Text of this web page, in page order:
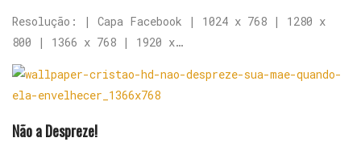
Resolução: | Capa Facebook | 1024 x 768 | 1280 x
800 | 1366 x 768 | 1920 x…
Não a Despreze!